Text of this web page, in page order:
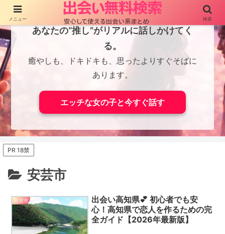
あなたの“推し”がリアルに話しかけてく
る。
癒やしも、ドキドキも、思ったよりすぐそばに
あります。
エッチな女の子と今すぐ話す
PR 18禁
安芸市
南国市
出会い高知県💕 初心者でも安
心！高知県で恋人を作るための完
全ガイド【2026年最新版】
メニュー 検索